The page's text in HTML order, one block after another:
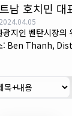
2024.04.05
지인 벤탄시장의
: Ben Thanh,